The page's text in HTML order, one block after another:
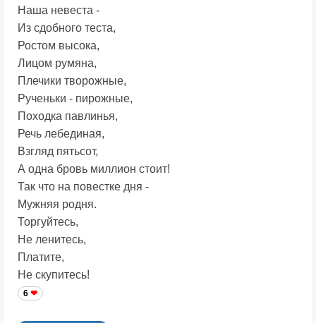
Наша невеста -
Из сдобного теста,
Ростом высока,
Лицом румяна,
Плечики творожные,
Рученьки - пирожные,
Походка павлинья,
Речь лебединая,
Взгляд пятьсот,
А одна бровь миллион стоит!
Так что на повестке дня -
Мужняя родня.
Торгуйтесь,
Не ленитесь,
Платите,
Не скупитесь!
6